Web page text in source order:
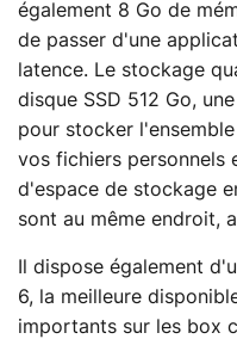
également 8 Go de
de passer d'une
latence. Le stockage
disque SSD 512 Go,
pour stocker
vos fichiers personnels
d'espace de stockage
sont au même endroit,
Il dispose également
6, la meilleure
importants sur les box